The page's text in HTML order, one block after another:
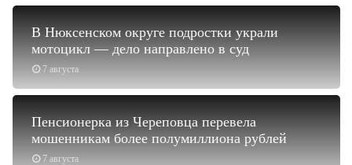
7 августа
В Нюксенском округе подростки украли
мотоцикл — дело направлено в суд
7 августа
Пенсионерка из Череповца перевела
мошенникам более полумиллиона рублей